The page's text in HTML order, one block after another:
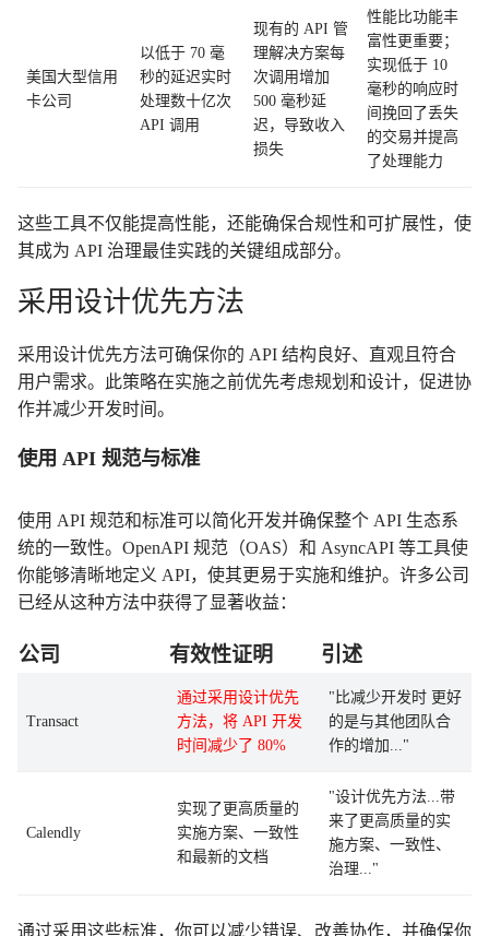
美国大型信用
卡公司
以低于 70 毫
秒的延迟实时
处理数十亿次
API 调用
现有的 API 管
理解决方案每
次调用增加
500 毫秒延
迟，导致收入
损失
性能比功能丰
富性更重要；
实现低于 10
毫秒的响应时
间挽回了丢失
的交易并提高
了处理能力
这些工具不仅能提高性能，还能确保合规性和可扩展性，使
其成为 API 治理最佳实践的关键组成部分。
采用设计优先方法
采用设计优先方法可确保你的 API 结构良好、直观且符合
用户需求。此策略在实施之前优先考虑规划和设计，促进协
作并减少开发时间。
使用 API 规范与标准
使用 API 规范和标准可以简化开发并确保整个 API 生态系
统的一致性。OpenAPI 规范（OAS）和 AsyncAPI 等工具使
你能够清晰地定义 API，使其更易于实施和维护。许多公司
已经从这种方法中获得了显著收益：
公司 有效性证明 引述
Transact
通过采用设计优先
方法，将 API 开发
时间减少了 80%
"比减少开发时 更好
的是与其他团队合
作的增加..."
Calendly
实现了更高质量的
实施方案、一致性
和最新的文档
"设计优先方法...带
来了更高质量的实
施方案、一致性、
治理..."
通过采用这些标准，你可以减少错误、改善协作，并确保你